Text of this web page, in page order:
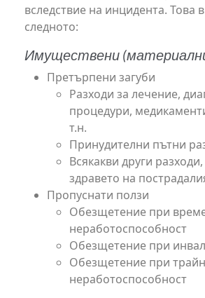
вследствие на инцидента. Това
следното:
Имуществени
Претърпени загуби
Разходи за лечение,
процедури,
т.н.
Принудителни пътни
Всякакви други
здравето на
Пропуснати ползи
Обезщетение при
неработоспособност
Обезщетение при
Обезщетение при
неработоспособност